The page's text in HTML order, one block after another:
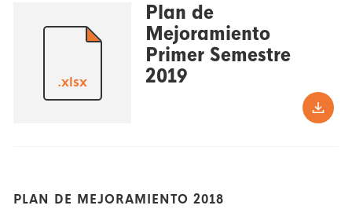
.xlsx
Plan de
Mejoramiento
Primer Semestre
2019
PLAN DE MEJORAMIENTO 2018